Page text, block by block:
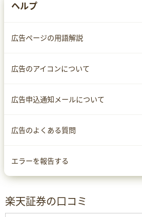
ヘルプ
広告ページの用語解説
広告のアイコンについて
広告申込通知メールについて
広告のよくある質問
エラーを報告する
楽天証券の口コミ